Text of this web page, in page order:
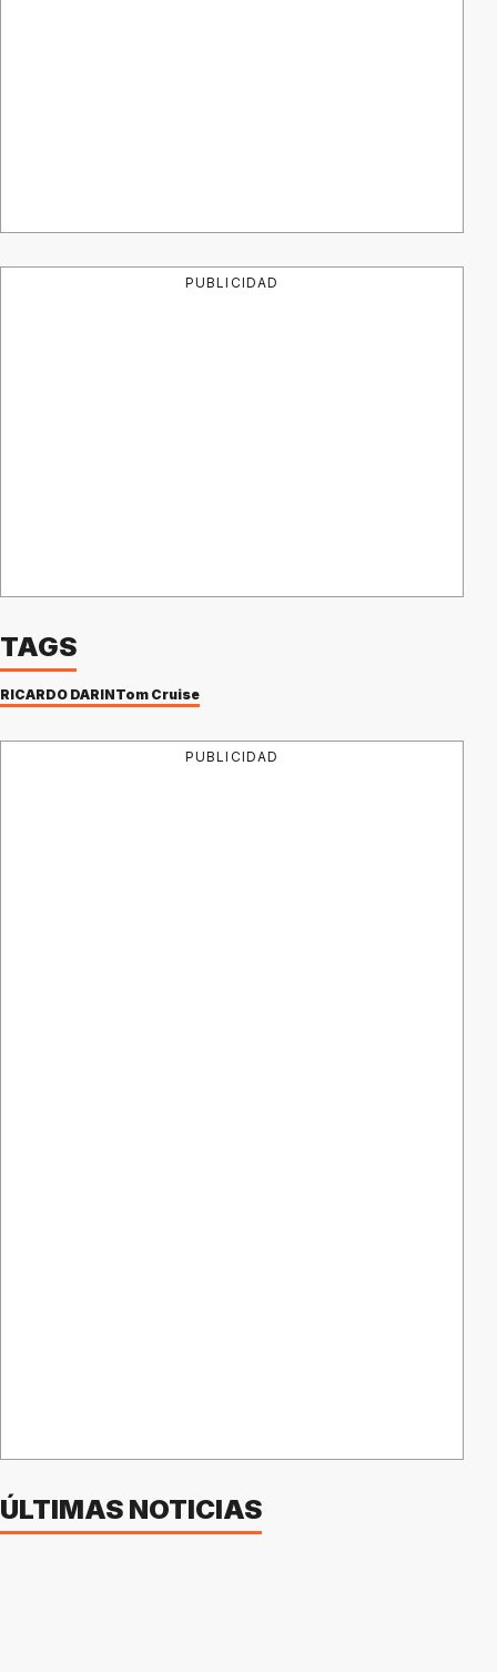
PUBLICIDAD
TAGS
RICARDO DARINTom Cruise
PUBLICIDAD
ÚLTIMAS NOTICIAS